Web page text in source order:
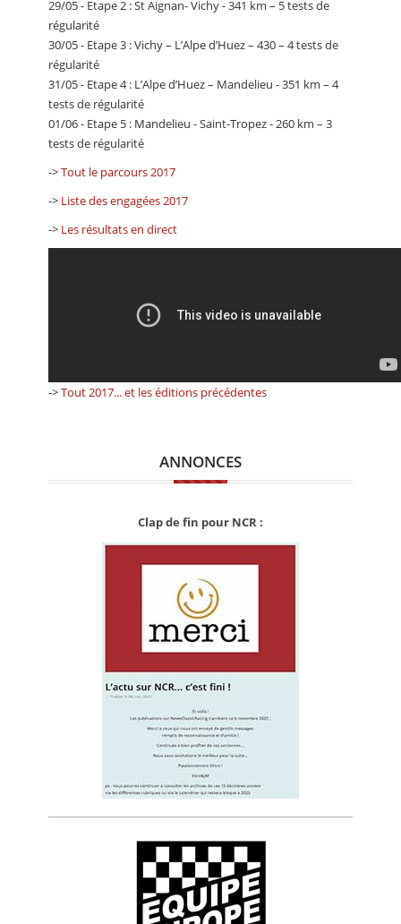
29/05 - Etape 2 : St Aignan- Vichy - 341 km – 5 tests de
régularité
30/05 - Etape 3 : Vichy – L’Alpe d’Huez – 430 – 4 tests de
régularité
31/05 - Etape 4 : L’Alpe d’Huez – Mandelieu - 351 km – 4
tests de régularité
01/06 - Etape 5 : Mandelieu - Saint-Tropez - 260 km – 3
tests de régularité
->Tout le parcours 2017
-> Liste des engagées 2017
-> Les résultats en direct
->Tout 2017... et les éditions précédentes
ANNONCES
Clap de fin pour NCR :